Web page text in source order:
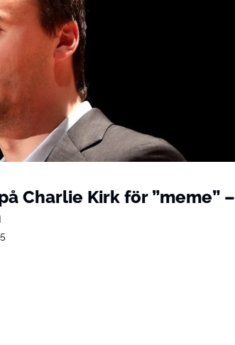
Charlie Kirk för ”meme” –